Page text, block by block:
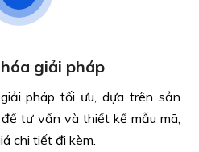
giải pháp
pháp tối ưu, dựa trên sản
tư vấn và thiết kế mẫu mã,
chi tiết đi kèm.